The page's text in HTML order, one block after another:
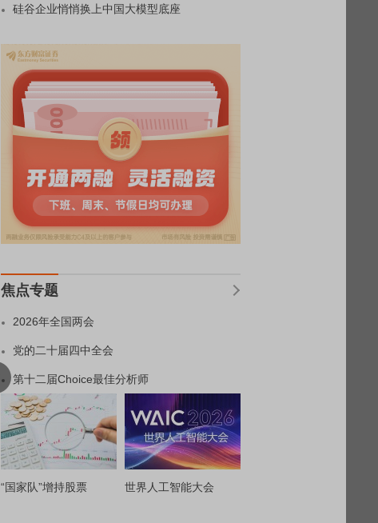
硅谷企业悄悄换上中国大模型底座
焦点专题
2026年全国两会
党的二十届四中全会
第十二届Choice最佳分析师
“国家队”增持股票 世界人工智能大会